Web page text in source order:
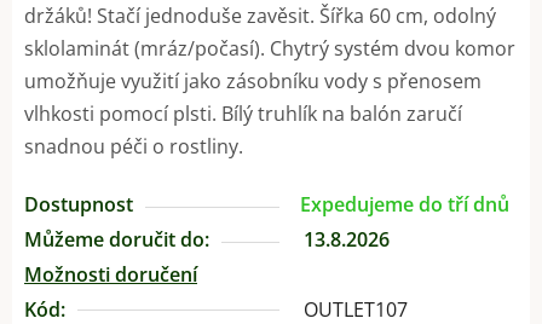
držáků! Stačí jednoduše zavěsit. Šířka 60 cm, odolný
sklolaminát (mráz/počasí). Chytrý systém dvou komor
umožňuje využití jako zásobníku vody s přenosem
vlhkosti pomocí plsti. Bílý truhlík na balón zaručí
snadnou péči o rostliny.
Dostupnost
Expedujeme do tří dnů
Můžeme doručit do:
13.8.2026
Možnosti doručení
Kód:
OUTLET107